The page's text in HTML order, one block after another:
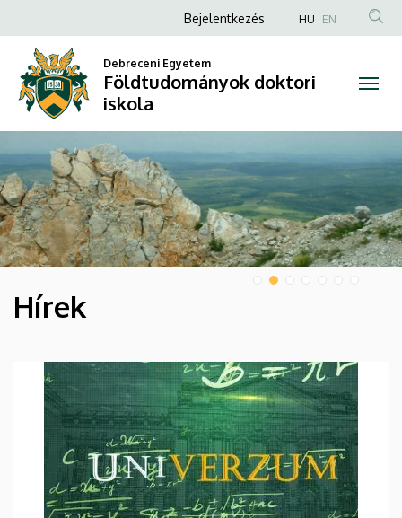
Földtudományok
doktori
iskola
Anonim
fiók
menüje
Bejelentkezés HU EN
Debreceni Egyetem
Földtudományok doktori
iskola
DIAVETÍTÉS
HÍREK
Hírek